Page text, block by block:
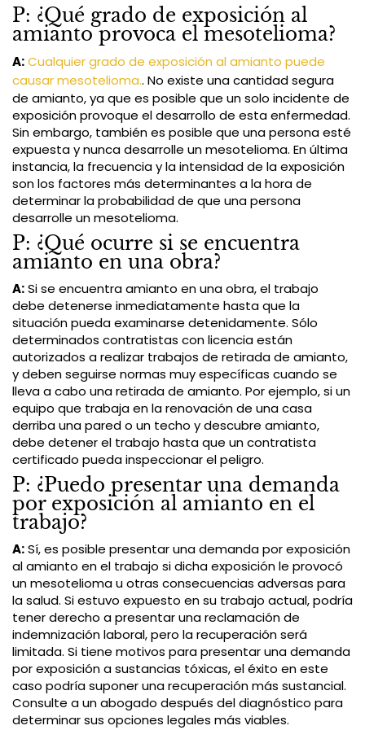
P: ¿Qué grado de exposición al
amianto provoca el mesotelioma?
A:Cualquier grado de exposición al amianto puede
causar mesotelioma.. No existe una cantidad segura
de amianto, ya que es posible que un solo incidente de
exposición provoque el desarrollo de esta enfermedad.
Sin embargo, también es posible que una persona esté
expuesta y nunca desarrolle un mesotelioma. En última
instancia, la frecuencia y la intensidad de la exposición
son los factores más determinantes a la hora de
determinar la probabilidad de que una persona
desarrolle un mesotelioma.
P: ¿Qué ocurre si se encuentra
amianto en una obra?
A:Si se encuentra amianto en una obra, el trabajo
debe detenerse inmediatamente hasta que la
situación pueda examinarse detenidamente. Sólo
determinados contratistas con licencia están
autorizados a realizar trabajos de retirada de amianto,
y deben seguirse normas muy específicas cuando se
lleva a cabo una retirada de amianto. Por ejemplo, si un
equipo que trabaja en la renovación de una casa
derriba una pared o un techo y descubre amianto,
debe detener el trabajo hasta que un contratista
certificado pueda inspeccionar el peligro.
P: ¿Puedo presentar una demanda
por exposición al amianto en el
trabajo?
A:Sí, es posible presentar una demanda por exposición
al amianto en el trabajo si dicha exposición le provocó
un mesotelioma u otras consecuencias adversas para
la salud. Si estuvo expuesto en su trabajo actual, podría
tener derecho a presentar una reclamación de
indemnización laboral, pero la recuperación será
limitada. Si tiene motivos para presentar una demanda
por exposición a sustancias tóxicas, el éxito en este
caso podría suponer una recuperación más sustancial.
Consulte a un abogado después del diagnóstico para
determinar sus opciones legales más viables.